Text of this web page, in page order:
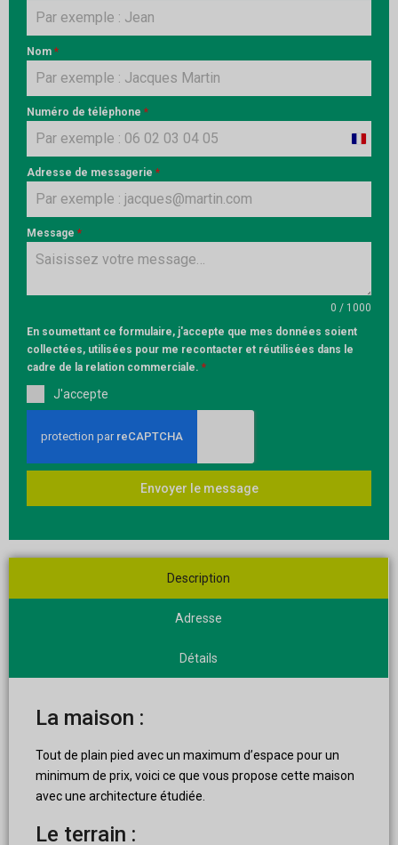
Nom *
Numéro de téléphone *
France
Adresse de messagerie *
Message *
0 / 1000
En soumettant ce formulaire, j'accepte que mes données soient
collectées, utilisées pour me recontacter et réutilisées dans le
cadre de la relation commerciale. *
J'accepte
Envoyer le message
Description
Adresse
Détails
La maison :
Tout de plain pied avec un maximum d’espace pour un
minimum de prix, voici ce que vous propose cette maison
avec une architecture étudiée.
Le terrain :